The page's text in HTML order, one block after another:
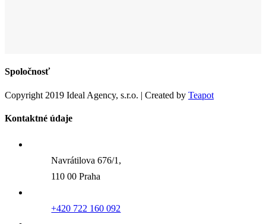
Spoločnosť
Copyright 2019 Ideal Agency, s.r.o. | Created by Teapot
Kontaktné údaje
Navrátilova 676/1,
110 00 Praha
+420 722 160 092